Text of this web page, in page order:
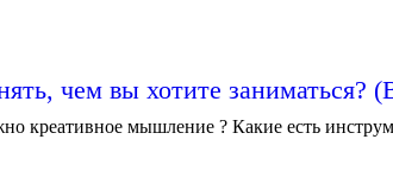
чем вы хотите заниматься?
креативное мышление ? Какие есть